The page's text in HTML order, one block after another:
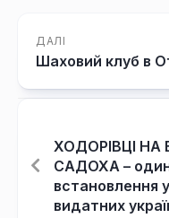
ДАЛІ
Шаховий клуб в
ХОДОРІВЦІ НА
САДОХА – один
встановлення
видатних